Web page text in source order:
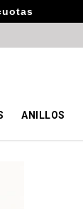
ANILLOS